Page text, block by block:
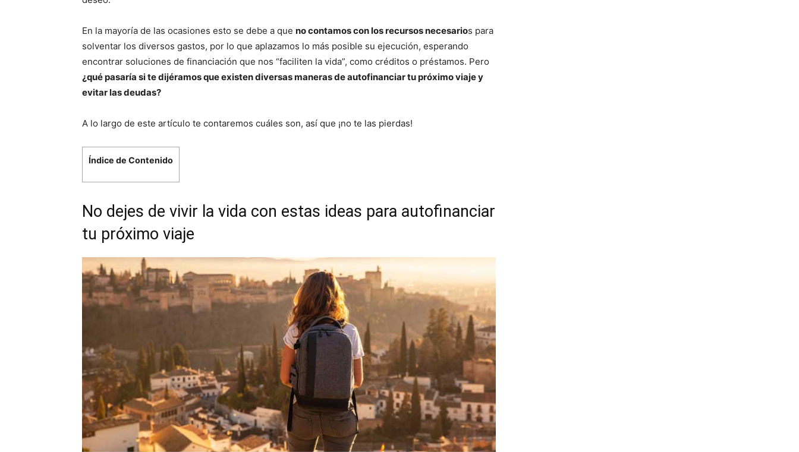
En la mayoría de las ocasiones esto se debe a que no contamos con los recursos necesarios para
solventar los diversos gastos, por lo que aplazamos lo más posible su ejecución, esperando
encontrar soluciones de financiación que nos “faciliten la vida”, como créditos o préstamos. Pero
¿qué pasaría si te dijéramos que existen diversas maneras de autofinanciar tu próximo viaje y
evitar las deudas?
A lo largo de este artículo te contaremos cuáles son, así que ¡no te las pierdas!
Índice de Contenido
No dejes de vivir la vida con estas ideas para autofinanciar
tu próximo viaje